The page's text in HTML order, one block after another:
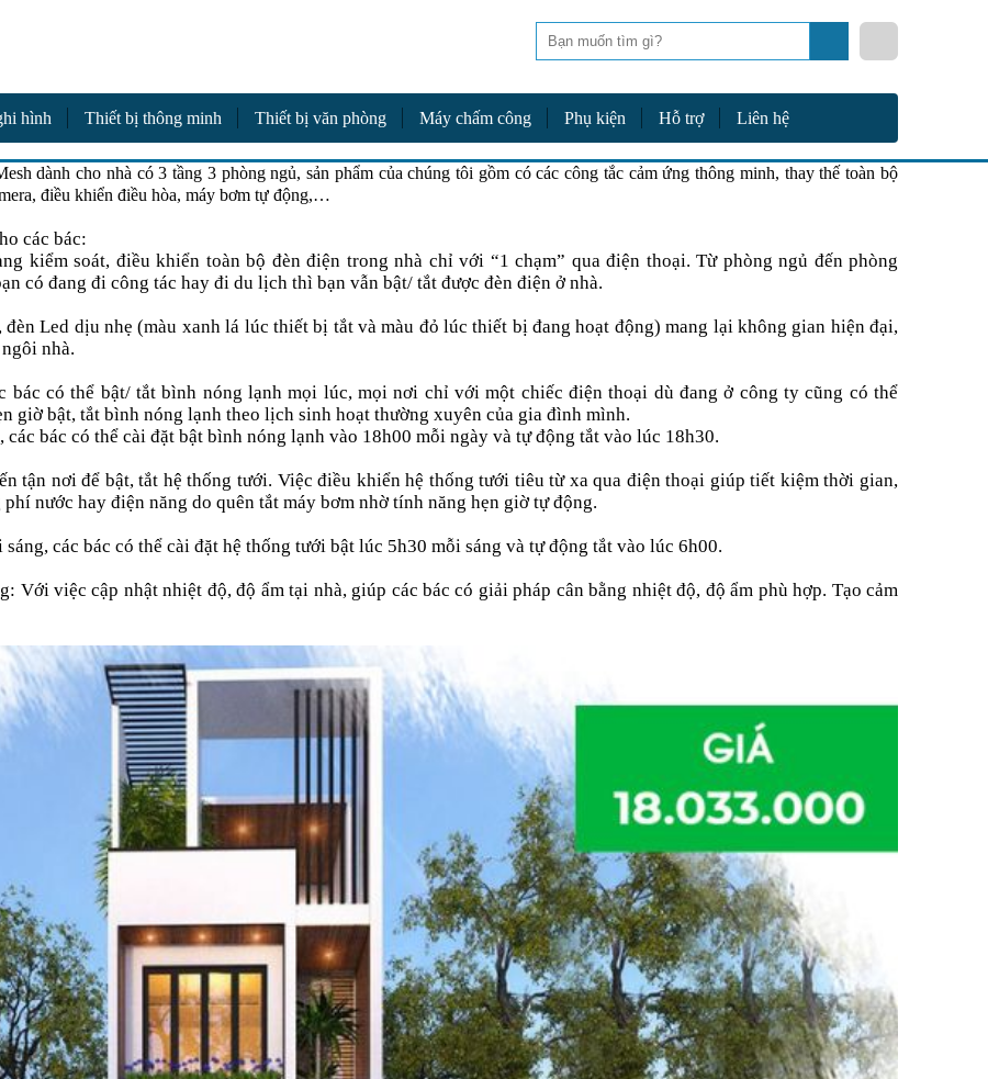
hình Thiết bị thông minh Thiết bị văn phòng Máy chấm công Phụ kiện Hỗ trợ Liên hệ
dành cho nhà có 3 tầng 3 phòng ngủ, sản phẩm của chúng tôi gồm có các công tắc cảm ứng thông minh, thay thế toàn bộ
điều khiển điều hòa, máy bơm tự động,…
các bác:
kiểm soát, điều khiển toàn bộ đèn điện trong nhà chỉ với “1 chạm” qua điện thoại. Từ phòng ngủ đến phòng
có đang đi công tác hay đi du lịch thì bạn vẫn bật/ tắt được đèn điện ở nhà.
Led dịu nhẹ (màu xanh lá lúc thiết bị tắt và màu đỏ lúc thiết bị đang hoạt động) mang lại không gian hiện đại,
nhà.
bác có thể bật/ tắt bình nóng lạnh mọi lúc, mọi nơi chỉ với một chiếc điện thoại dù đang ở công ty cũng có thể
giờ bật, tắt bình nóng lạnh theo lịch sinh hoạt thường xuyên của gia đình mình.
bác có thể cài đặt bật bình nóng lạnh vào 18h00 mỗi ngày và tự động tắt vào lúc 18h30.
tận nơi để bật, tắt hệ thống tưới. Việc điều khiển hệ thống tưới tiêu từ xa qua điện thoại giúp tiết kiệm thời gian,
nước hay điện năng do quên tắt máy bơm nhờ tính năng hẹn giờ tự động.
các bác có thể cài đặt hệ thống tưới bật lúc 5h30 mỗi sáng và tự động tắt vào lúc 6h00.
Với việc cập nhật nhiệt độ, độ ẩm tại nhà, giúp các bác có giải pháp cân bằng nhiệt độ, độ ẩm phù hợp. Tạo cảm